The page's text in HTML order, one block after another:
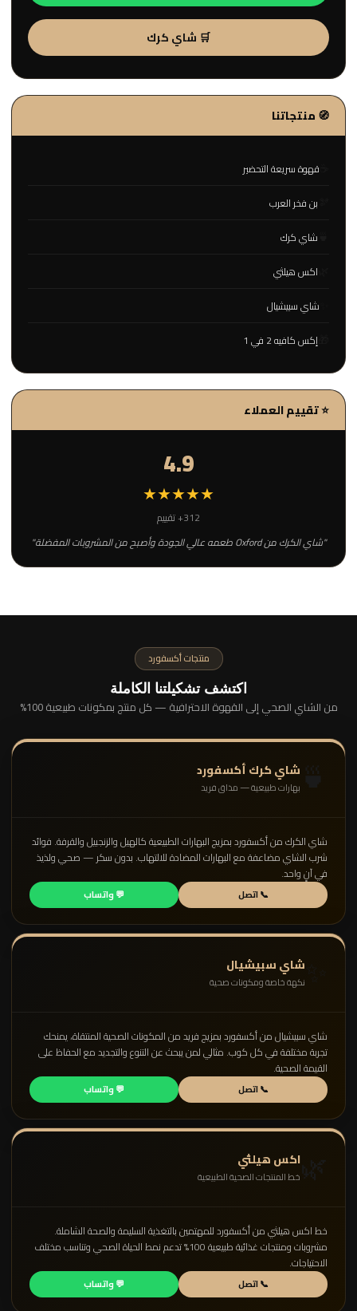
🛒 شاي كرك
🧭 منتجاتنا
قهوة سريعة التحضير
بن فخر العرب
شاي كرك
اكس هيلثي
شاي سبيشيال
إكس كافيه 2 في 1
⭐ تقييم العملاء
4.9
★★★★★
312+ تقييم
"شاي الكرك من Oxford طعمه عالي الجودة وأصبح من المشروبات المفضلة"
منتجات أكسفورد
اكتشف تشكيلتنا الكاملة
من الشاي الصحي إلى القهوة الاحترافية — كل منتج بمكونات طبيعية 100%
شاي كرك أكسفورد
بهارات طبيعية — مذاق فريد
شاي الكرك من أكسفورد بمزيج البهارات الطبيعية كالهيل والزنجبيل والقرفة. فوائد
شرب الشاي مضاعفة مع البهارات المضادة للالتهاب. بدون سكر — صحي ولذيذ
في آنٍ واحد.
📞 اتصل 💬 واتساب
شاي سبيشيال
نكهة خاصة ومكونات صحية
شاي سبيشيال من أكسفورد بمزيج فريد من المكونات الصحية المنتقاة، يمنحك
تجربة مختلفة في كل كوب. مثالي لمن يبحث عن التنوع والتجديد مع الحفاظ على
القيمة الصحية.
📞 اتصل 💬 واتساب
اكس هيلثي
خط المنتجات الصحية الطبيعية
خط اكس هيلثي من أكسفورد للمهتمين بالتغذية السليمة والصحة الشاملة.
مشروبات ومنتجات غذائية طبيعية 100% تدعم نمط الحياة الصحي وتناسب مختلف
الاحتياجات.
📞 اتصل 💬 واتساب